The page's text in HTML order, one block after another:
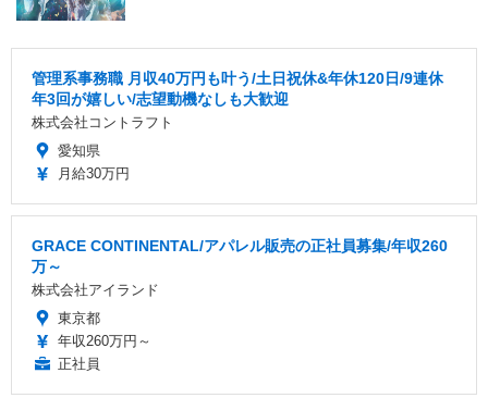
管理系事務職 月収40万円も叶う/土日祝休&年休120日/9連休
年3回が嬉しい/志望動機なしも大歓迎
株式会社コントラフト
愛知県
月給30万円
GRACE CONTINENTAL/アパレル販売の正社員募集/年収260
万～
株式会社アイランド
東京都
年収260万円～
正社員